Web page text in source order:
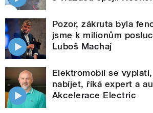
Pozor, zákruta byla
jsme k milionům
Luboš Machaj
Elektromobil se
nabíjet, říká expert a
Akcelerace Electric